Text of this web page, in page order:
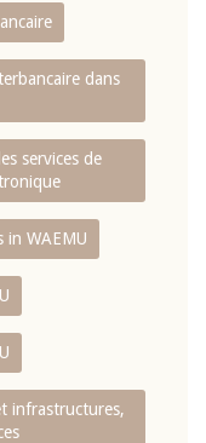
dans
services de
in WAEMU
infrastructures,